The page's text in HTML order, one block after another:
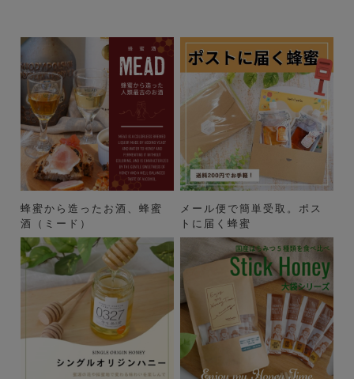
蜂蜜から造ったお酒、蜂蜜
酒（ミード）
メール便で簡単受取。ポス
トに届く蜂蜜